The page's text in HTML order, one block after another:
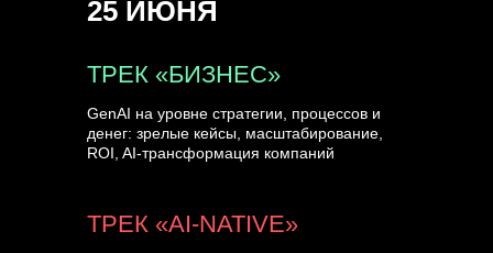
ТРЕК «БИЗНЕС»
GenAI на уровне стратегии, процессов и
денег: зрелые кейсы, масштабирование,
ROI, AI-трансформация компаний
ТРЕК «AI-NATIVE»
25 ИЮНЯ
УЗНАТЬ БОЛЬШЕ